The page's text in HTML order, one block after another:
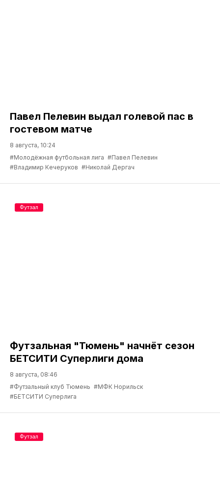
Павел Пелевин выдал голевой пас в
гостевом матче
8 августа, 10:24
#Молодёжная футбольная лига #Павел Пелевин
#Владимир Кечеруков #Николай Дергач
Футзальная "Тюмень" начнёт сезон
БЕТСИТИ Суперлиги дома
8 августа, 08:46
#Футзальный клуб Тюмень #МФК Норильск
#БЕТСИТИ Суперлига
Футзал
Футзал